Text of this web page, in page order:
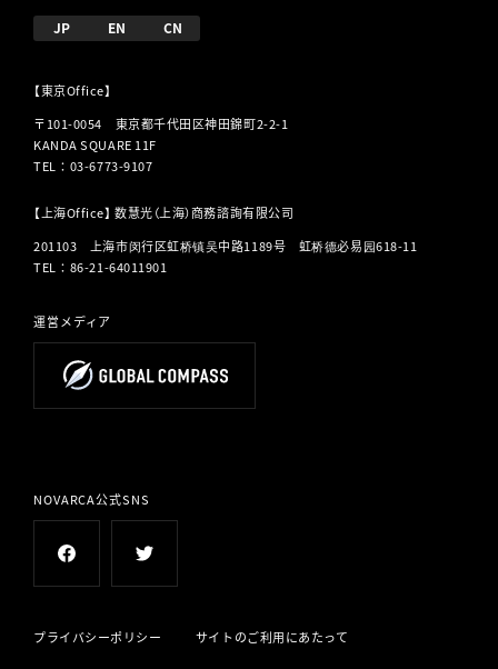
JP EN CN
【東京Office】
〒101-0054 東京都千代田区神田錦町2-2-1
KANDA SQUARE 11F
TEL ： 03-6773-9107
【上海Office】 数慧光（上海）商務諮詢有限公司
201103 上海市闵行区虹桥镇吴中路1189号 虹桥德必易园618-11
TEL ： 86-21-64011901
運営メディア
NOVARCA公式SNS
プライバシーポリシー サイトのご利用にあたって